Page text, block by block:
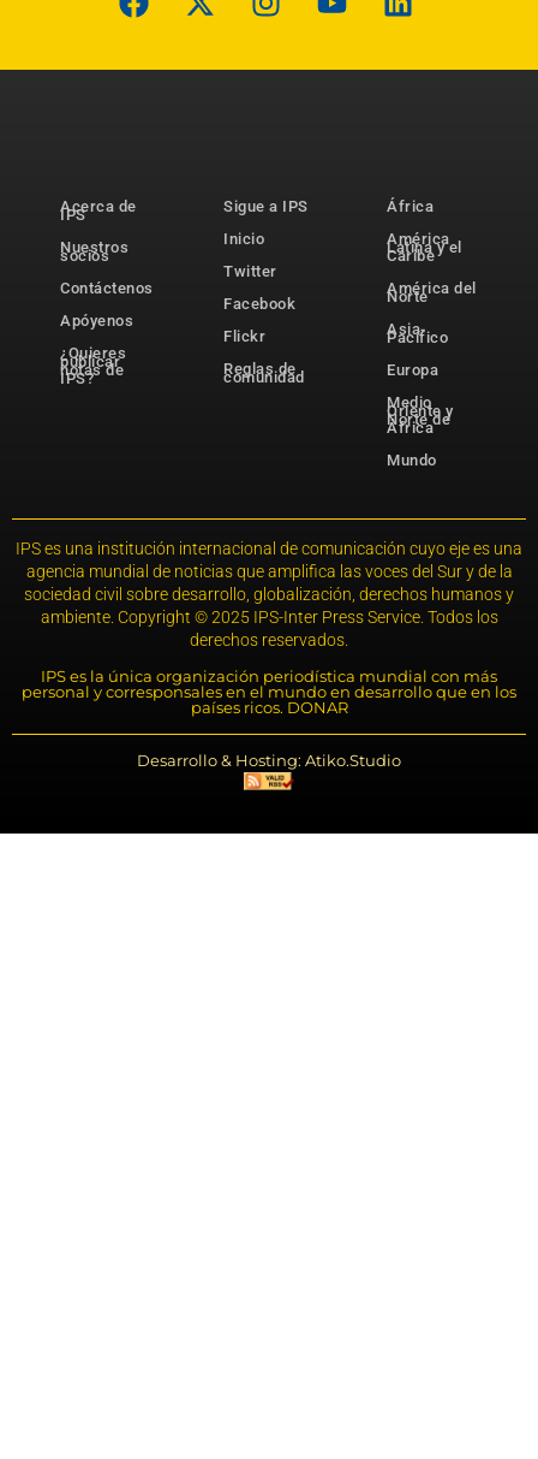
Acerca de
IPS
Nuestros
socios
Contáctenos
Apóyenos
¿Quieres
publicar
notas de
IPS?
Sigue a IPS
Inicio
Twitter
Facebook
Flickr
Reglas de
comunidad
África
América
Latina y el
Caribe
América del
Norte
Asia-
Pacífico
Europa
Medio
Oriente y
Norte de
África
Mundo
IPS es una institución internacional de comunicación cuyo eje es una
agencia mundial de noticias que amplifica las voces del Sur y de la
sociedad civil sobre desarrollo, globalización, derechos humanos y
ambiente. Copyright © 2025 IPS-Inter Press Service. Todos los
derechos reservados.
IPS es la única organización periodística mundial con más
personal y corresponsales en el mundo en desarrollo que en los
países ricos. DONAR
Desarrollo & Hosting: Atiko.Studio